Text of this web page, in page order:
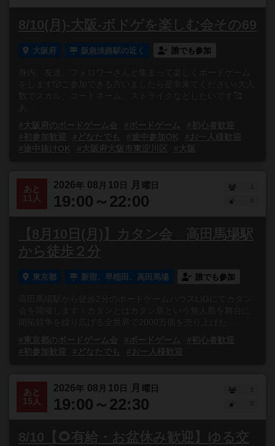
8/10(月)-大阪-ボドゲを楽しむ会その69
大阪府 阪急淡路駅の近く 誰でも参加
身内、友達、フォロワーさんと集まって楽しくボードゲーム
をします🎲ご参加できる方いましたら是非来てください♪大人
数でスカル、コードネーム、ストライクなどしたいです🥰
#大阪府のボードゲーム会
#ボードゲーム
#初心者歓迎
#初参加歓迎
#どなたでも #途中参加OK
#お一人様歓迎
#途中抜けOK
#大阪府大阪市東淀川区 #大阪
あと
11人
2026年 08 月 10 日 月 曜日
19:00～22:00
1
【8月10日(月)】カタン会 高田馬場駅
から徒歩２分
東京都 新宿、早稲田、高田馬場 誰でも参加
高田馬場駅から徒歩2分のボードゲームハウスLIGにてカタン
会を開催します！カタンとはカタン島という無人島を舞台に
開拓競争を繰り広げる全世界で2000万個を売り上げた...
#東京都のボードゲーム会
#ボードゲーム
#初心者歓迎
#初参加歓迎
#どなたでも #お一人様歓迎
あと
15人
2026年 08 月 10 日 月 曜日
19:00～22:30
5
8/10【🌻有給・お盆休み歓迎】ゆる交